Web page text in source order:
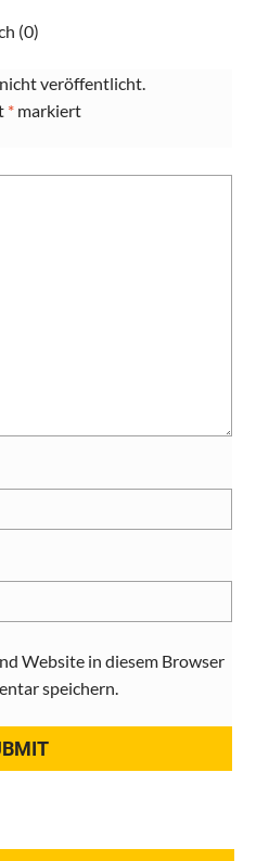
(0)
veröffentlicht.
* markiert
Website in diesem Browser
speichern.